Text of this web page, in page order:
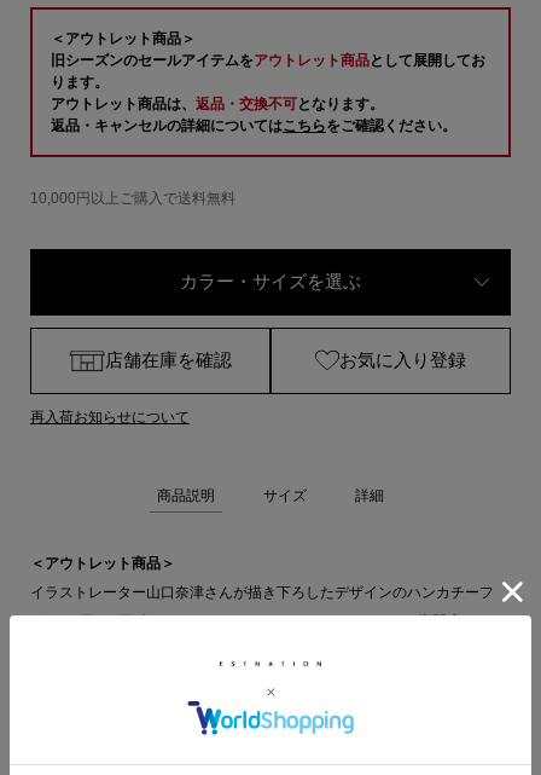
＜アウトレット商品＞
旧シーズンのセールアイテムをアウトレット商品として展開してお
ります。
アウトレット商品は、 返品・交換不可となります。
返品・キャンセルの詳細についてはこちらをご確認ください。
10,000円以上ご購入で送料無料
カラー・サイズを選ぶ
店舗在庫を確認 お気に入り登録
再入荷お知らせについて
商品説明 サイズ 詳細
＜アウトレット商品＞
イラストレーター山口奈津さんが描き下ろしたデザインのハンカチーフ
キャッチーなデザインとなっており常に身につけたくなるアイテムに仕上